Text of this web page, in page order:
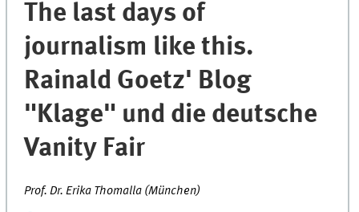
The last days of
journalism like this.
Rainald Goetz' Blog
"Klage" und die deutsche
Vanity Fair
Prof. Dr. Erika Thomalla (München)